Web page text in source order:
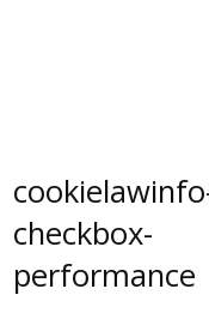
checkbox-
performance